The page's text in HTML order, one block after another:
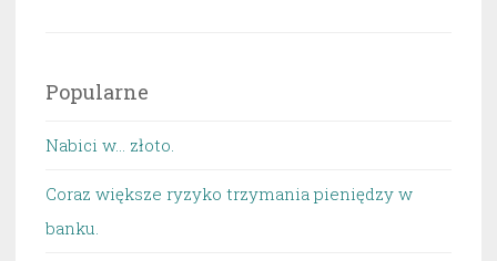
Popularne
Nabici w... złoto.
Coraz większe ryzyko trzymania pieniędzy w
banku.